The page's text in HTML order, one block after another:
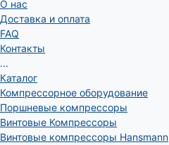
О нас
Доставка и оплата
FAQ
Контакты
...
Каталог
Компрессорное оборудование
Поршневые компрессоры
Винтовые Компрессоры
Винтовые компрессоры Hansmann